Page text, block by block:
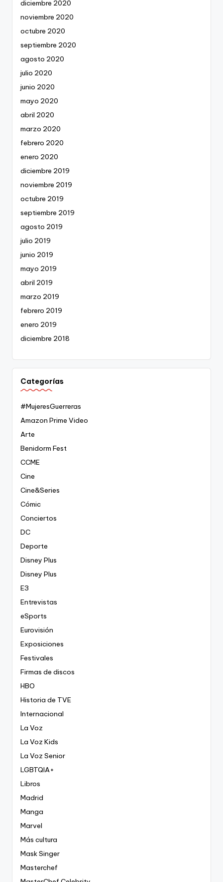
diciembre 2020
noviembre 2020
octubre 2020
septiembre 2020
agosto 2020
julio 2020
junio 2020
mayo 2020
abril 2020
marzo 2020
febrero 2020
enero 2020
diciembre 2019
noviembre 2019
octubre 2019
septiembre 2019
agosto 2019
julio 2019
junio 2019
mayo 2019
abril 2019
marzo 2019
febrero 2019
enero 2019
diciembre 2018
Categorías
#MujeresGuerreras
Amazon Prime Video
Arte
Benidorm Fest
CCME
Cine
Cine&Series
Cómic
Conciertos
DC
Deporte
Disney Plus
Disney Plus
E3
Entrevistas
eSports
Eurovisión
Exposiciones
Festivales
Firmas de discos
HBO
Historia de TVE
Internacional
La Voz
La Voz Kids
La Voz Senior
LGBTQIA+
Libros
Madrid
Manga
Marvel
Más cultura
Mask Singer
Masterchef